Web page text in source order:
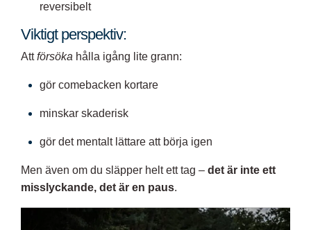
reversibelt
Viktigt perspektiv:
Attförsöka hålla igång lite grann:
gör comebacken kortare
minskar skaderisk
gör det mentalt lättare att börja igen
Men även om du släpper helt ett tag – det är inte ett
misslyckande, det är en paus.